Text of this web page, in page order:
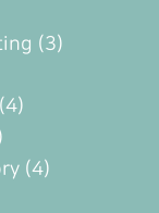
(3)
(4)
(4)